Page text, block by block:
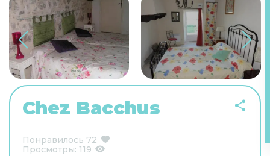
Chez Bacchus
Понравилось 72
Просмотры: 119